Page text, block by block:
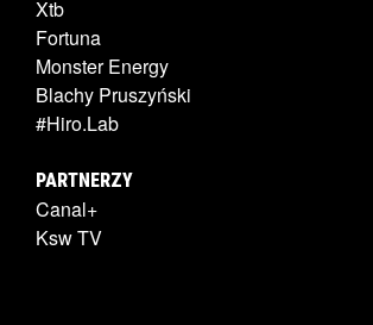
Xtb
Fortuna
Monster Energy
Blachy Pruszyński
#Hiro.Lab
PARTNERZY
Canal+
Ksw TV